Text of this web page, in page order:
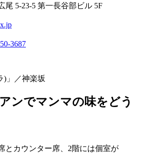
尾 5-23-5 第一長谷部ビル 5F
3687
)」／神楽坂
ンでマンマの味をどう
とカウンター席、2階には個室が